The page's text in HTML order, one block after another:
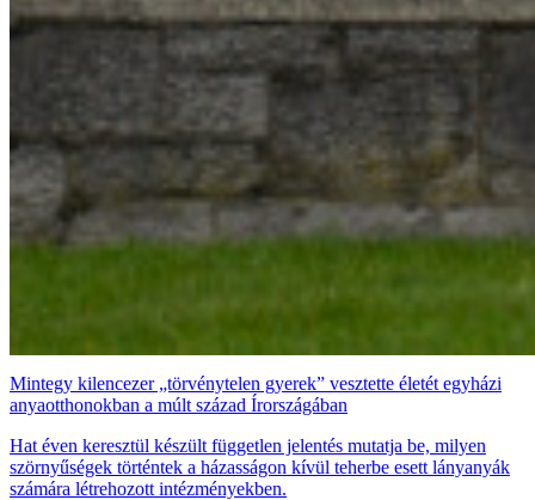
Mintegy kilencezer „törvénytelen gyerek” vesztette életét egyházi
anyaotthonokban a múlt század Írországában
Hat éven keresztül készült független jelentés mutatja be, milyen
szörnyűségek történtek a házasságon kívül teherbe esett lányanyák
számára létrehozott intézményekben.